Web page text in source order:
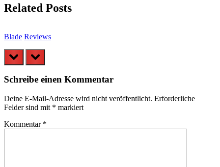
Related Posts
Blade Reviews
prev next
Schreibe einen Kommentar
Deine E-Mail-Adresse wird nicht veröffentlicht. Erforderliche
Felder sind mit * markiert
Kommentar *